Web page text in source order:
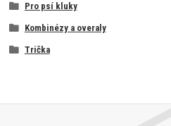
Pro psí kluky
Kombinézy a overaly
Trička